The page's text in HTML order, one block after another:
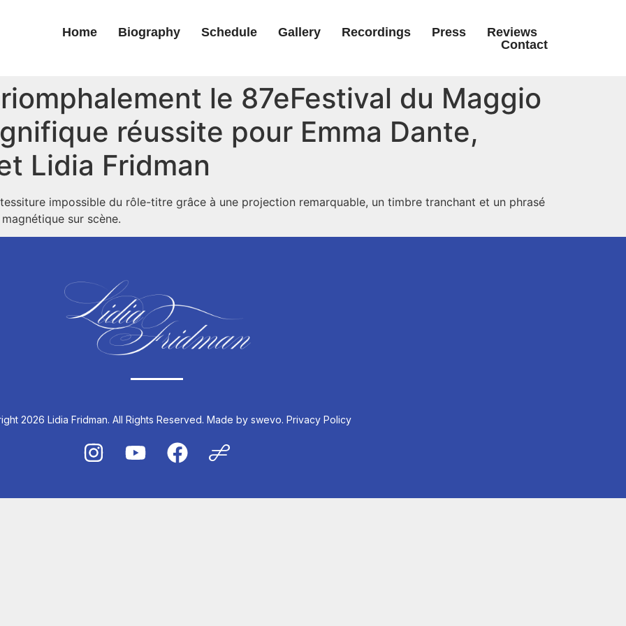
Home Biography Schedule Gallery Recordings Press
Reviews
Contact
le 87eFestival du Maggio
réussite pour Emma Dante,
Lidia Fridman
impossible du rôle-titre grâce à une projection remarquable, un timbre tranchant et un phrasé
sur scène.
2026 Lidia Fridman. All Rights Reserved. Made by swevo. Privacy Policy